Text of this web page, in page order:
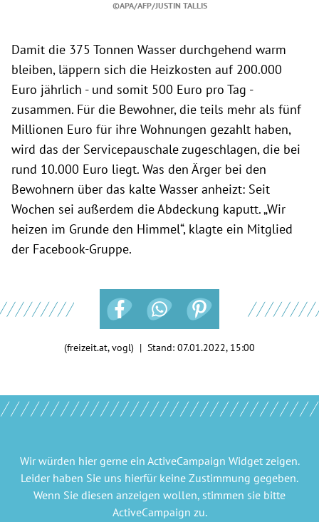
©APA/AFP/JUSTIN TALLIS
Damit die 375 Tonnen Wasser durchgehend warm
bleiben, läppern sich die Heizkosten auf 200.000
Euro jährlich - und somit 500 Euro pro Tag -
zusammen. Für die Bewohner, die teils mehr als fünf
Millionen Euro für ihre Wohnungen gezahlt haben,
wird das der Servicepauschale zugeschlagen, die bei
rund 10.000 Euro liegt. Was den Ärger bei den
Bewohnern über das kalte Wasser anheizt: Seit
Wochen sei außerdem die Abdeckung kaputt. „Wir
heizen im Grunde den Himmel“, klagte ein Mitglied
der Facebook-Gruppe.
(freizeit.at, vogl) | Stand: 07.01.2022, 15:00
Wir würden hier gerne ein ActiveCampaign Widgetzeigen.
Leider haben Sie uns hierfür keine Zustimmung gegeben.
Wenn Sie diesen anzeigen wollen, stimmen sie bitte
ActiveCampaign zu.